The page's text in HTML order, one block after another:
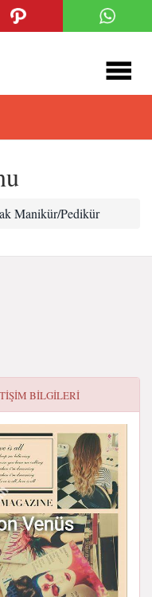
Manikür/Pedikür
BILGILERI